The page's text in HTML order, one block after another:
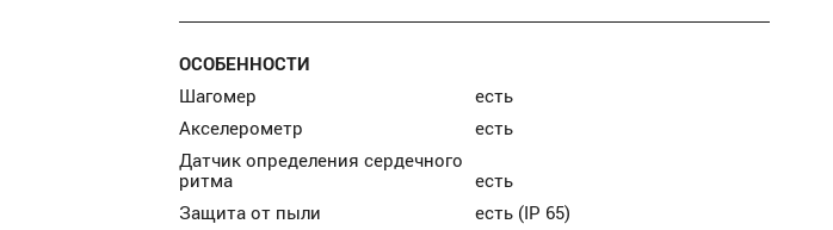
ОСОБЕННОСТИ
Шагомер
есть
Акселерометр
есть
Датчик определения сердечного
ритма
есть
Защита от пыли
есть (IP 65)